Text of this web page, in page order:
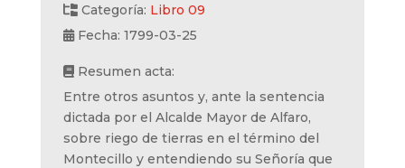
Categoría: Libro 09
Fecha: 1799-03-25
Resumen acta:
Entre otros asuntos y, ante la sentencia
dictada por el Alcalde Mayor de Alfaro,
sobre riego de tierras en el término del
Montecillo y entendiendo su Señoría que